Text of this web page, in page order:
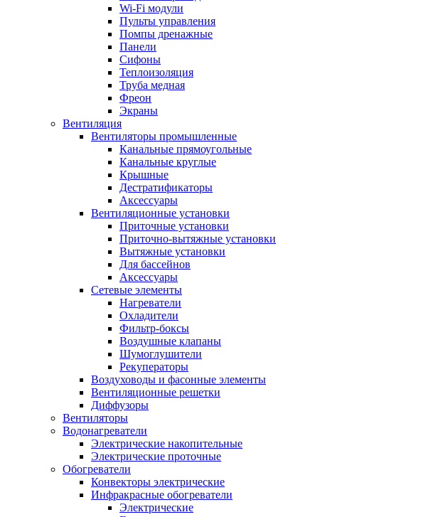
Wi-Fi модули
Пульты управления
Помпы дренажные
Панели
Сифоны
Теплоизоляция
Труба медная
Фреон
Экраны
Вентиляция
Вентиляторы промышленные
Канальные прямоугольные
Канальные круглые
Крышные
Дестратификаторы
Аксессуары
Вентиляционные установки
Приточные установки
Приточно-вытяжные установки
Вытяжные установки
Для бассейнов
Аксессуары
Сетевые элементы
Нагреватели
Охладители
Фильтр-боксы
Воздушные клапаны
Шумоглушители
Рекуператоры
Воздуховоды и фасонные элементы
Вентиляционные решетки
Диффузоры
Вентиляторы
Водонагреватели
Электрические накопительные
Электрические проточные
Обогреватели
Конвекторы электрические
Инфракрасные обогреватели
Электрические